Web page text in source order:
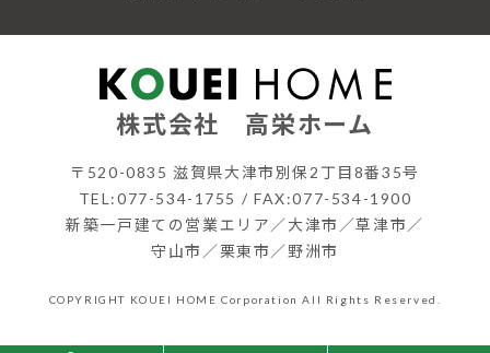
株式会社 高栄ホーム
〒520-0835 滋賀県大津市別保2丁目8番35号
TEL:077-534-1755 / FAX:077-534-1900
新築一戸建ての営業エリア／大津市／草津市／
守山市／栗東市／野洲市
COPYRIGHT KOUEI HOME Corporation All Rights Reserved.